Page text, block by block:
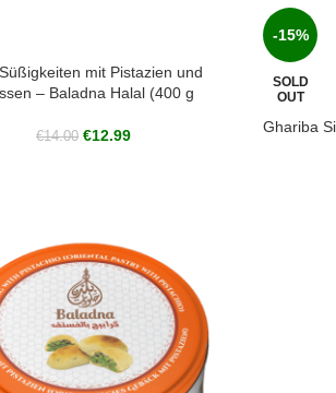
mit Pistazien und
– Baladna Halal (400 g
€14.00 €12.99
-15%
SOLD
OUT
Ghariba